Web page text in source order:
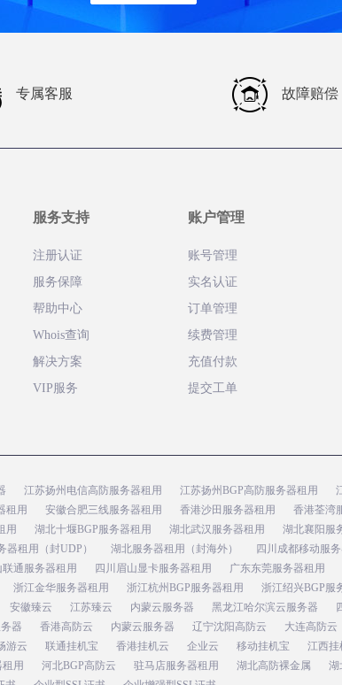
专属客服 故障赔偿
服务支持
注册认证
服务保障
帮助中心
Whois查询
解决方案
VIP服务
账户管理
账号管理
实名认证
订单管理
续费管理
充值付款
提交工单
江苏扬州电信高防服务器租用 江苏扬州BGP高防服务器租用
租用 安徽合肥三线服务器租用 香港沙田服务器租用
香港荃湾
用 湖北十堰BGP服务器租用 湖北武汉服务器租用
湖北襄阳服
器租用（封UDP） 湖北服务器租用（封海外）
四川成都移动服
联通服务器租用 四川眉山显卡服务器租用
广东东莞服务器租用
浙江金华服务器租用 浙江杭州BGP服务器租用
浙江绍兴BGP服
安徽臻云 江苏臻云 内蒙云服务器 黑龙江哈尔滨云服务器
器 香港高防云 内蒙云服务器 辽宁沈阳高防云
大连高防云
游云 联通挂机宝 香港挂机云 企业云 移动挂机宝
江西挂
用 河北BGP高防云 驻马店服务器租用 湖北高防裸金属
湖